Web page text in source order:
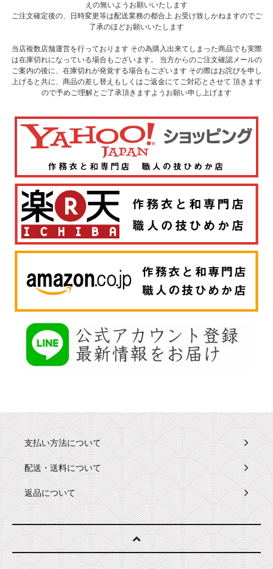
えの無いようお願いいたします
ご注文確定後の、日時変更等は配送業務の都合上 お受け致しかねますのでご
了承のほどお願いいたします
当店複数店舗運営を行っております その為購入出来てしまった商品でも実際
は在庫切れになっている場合もございます。 当方からのご注文確認メールの
ご案内の後に、在庫切れが発覚する場合もございます その際はお詫びを申し
上げると共に、商品の差し替えもしくはご返金にてご対応とさせて 頂きます
ので予めご理解とご了承頂きますようお願い申し上げます
支払い方法について
配送・送料について
返品について